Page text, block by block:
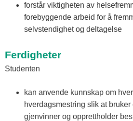
forstår viktigheten av
forebyggende arbeid for å
selvstendighet og deltagelse
Ferdigheter
Studenten
kan anvende kunnskap om
hverdagsmestring slik at
gjenvinner og opprettholder